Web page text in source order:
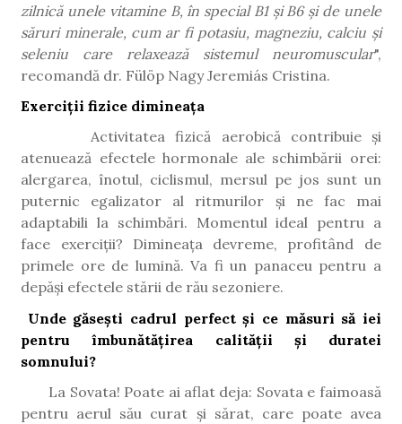
zilnică unele vitamine B, în special B1 și B6 și de unele
săruri minerale, cum ar fi potasiu, magneziu, calciu și
seleniu care relaxează sistemul neuromuscular",
recomandă dr. Fülöp Nagy Jeremiás Cristina.
Exerciții fizice dimineața
Activitatea fizică aerobică contribuie și
atenuează efectele hormonale ale schimbării orei:
alergarea, înotul, ciclismul, mersul pe jos sunt un
puternic egalizator al ritmurilor și ne fac mai
adaptabili la schimbări. Momentul ideal pentru a
face exerciții? Dimineața devreme, profitând de
primele ore de lumină. Va fi un panaceu pentru a
depăși efectele stării de rău sezoniere.
Unde găsești cadrul perfect și ce măsuri să iei
pentru îmbunătățirea calității și duratei
somnului?
La Sovata! Poate ai aflat deja: Sovata e faimoasă
pentru aerul său curat și sărat, care poate avea